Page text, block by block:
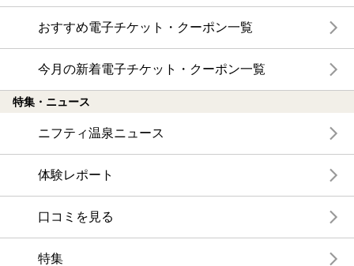
おすすめ電子チケット・クーポン一覧
今月の新着電子チケット・クーポン一覧
特集・ニュース
ニフティ温泉ニュース
体験レポート
口コミを見る
特集